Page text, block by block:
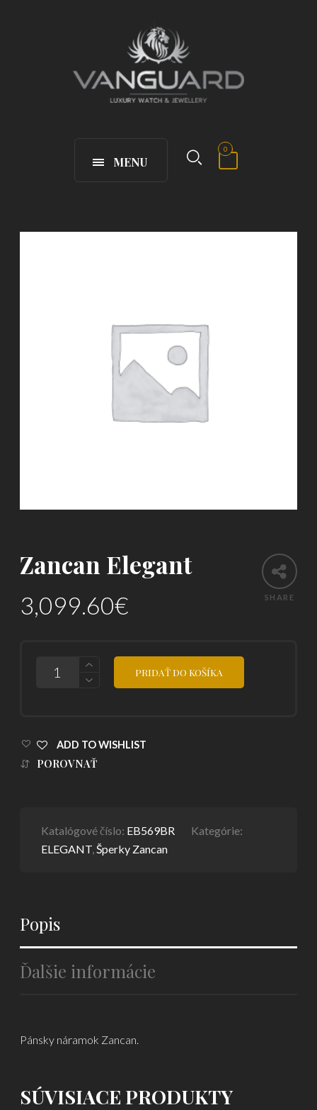
MENU
0
SHARE
Zancan Elegant
3,099.60€
PRIDAŤ DO KOŠÍKA
ADD TO WISHLIST
POROVNAŤ
Katalógové číslo: EB569BR
Kategórie:
ELEGANT Šperky Zancan
Popis
Ďalšie informácie
Pánsky náramok Zancan.
SÚVISIACE PRODUKTY